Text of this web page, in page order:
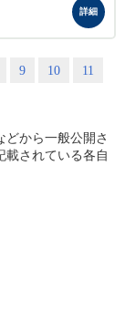
詳細
9 10
11
どから一般公開さ
載されている各自